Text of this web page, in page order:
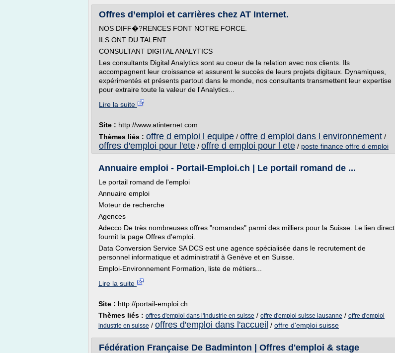
Offres d’emploi et carrières chez AT Internet.
NOS DIFF�?RENCES FONT NOTRE FORCE.
ILS ONT DU TALENT
CONSULTANT DIGITAL ANALYTICS
Les consultants Digital Analytics sont au coeur de la relation avec nos clients. Ils
accompagnent leur croissance et assurent le succès de leurs projets digitaux. Dynamiques,
expérimentés et présents partout dans le monde, nos consultants transmettent leur expertise
pour extraire toute la valeur de l'Analytics...
Lire la suite
Site : http://www.atinternet.com
Thèmes liés : offre d emploi l equipe / offre d emploi dans l environnement /
offres d'emploi pour l'ete / offre d emploi pour l ete / poste finance offre d emploi
Annuaire emploi - Portail-Emploi.ch | Le portail romand de ...
Le portail romand de l'emploi
Annuaire emploi
Moteur de recherche
Agences
Adecco De très nombreuses offres "romandes" parmi des milliers pour la Suisse. Le lien direct
fournit la page Offres d'emploi.
Data Conversion Service SA DCS est une agence spécialisée dans le recrutement de
personnel informatique et administratif à Genève et en Suisse.
Emploi-Environnement Formation, liste de métiers...
Lire la suite
Site : http://portail-emploi.ch
Thèmes liés : offres d'emploi dans l'industrie en suisse / offre d'emploi suisse lausanne / offre d'emploi
industrie en suisse / offres d'emploi dans l'accueil / offre d'emploi suisse
Fédération Française De Badminton | Offres d'emploi & stage